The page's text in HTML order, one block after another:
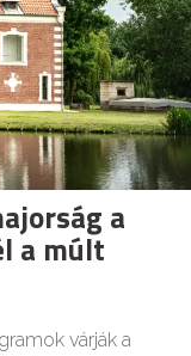
a
a múlt
várják a